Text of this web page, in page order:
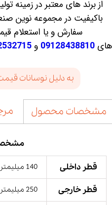
از برند های معتبر در زمینه
باکیفیت در مجموعه نوین
سفارش و یا استعلام
های 09128438810 و
به دلیل نوسانات
مشخصات محصول
قطر داخلی 140 میلیمتر
قطر خارجی 250 میلیمتر